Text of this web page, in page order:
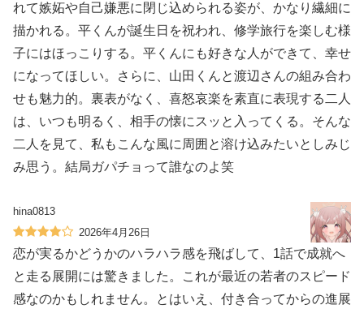
れて嫉妬や自己嫌悪に閉じ込められる姿が、かなり繊細に
描かれる。平くんが誕生日を祝われ、修学旅行を楽しむ様
子にはほっこりする。平くんにも好きな人ができて、幸せ
になってほしい。さらに、山田くんと渡辺さんの組み合わ
せも魅力的。裏表がなく、喜怒哀楽を素直に表現する二人
は、いつも明るく、相手の懐にスッと入ってくる。そんな
二人を見て、私もこんな風に周囲と溶け込みたいとしみじ
み思う。結局ガパチョって誰なのよ笑
hina0813
2026年4月26日
恋が実るかどうかのハラハラ感を飛ばして、1話で成就へ
と走る展開には驚きました。これが最近の若者のスピード
感なのかもしれません。とはいえ、付き合ってからの進展